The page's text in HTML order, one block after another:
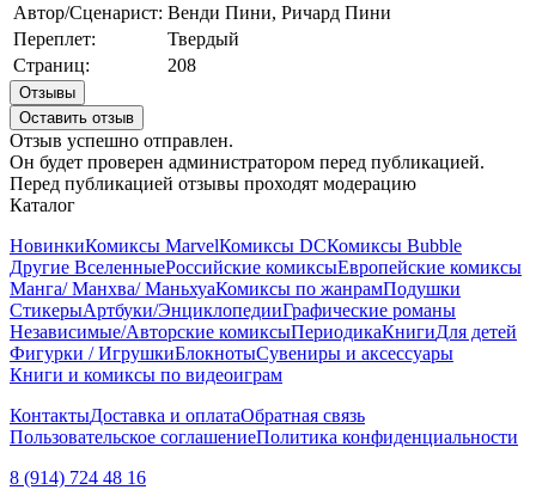
Автор/Сценарист: Венди Пини, Ричард Пини
Переплет:
Твердый
Страниц:
208
Отзывы
Оставить отзыв
Отзыв успешно отправлен.
Он будет проверен администратором перед публикацией.
Перед публикацией отзывы проходят модерацию
Каталог
НовинкиКомиксы MarvelКомиксы DCКомиксы Bubble
Другие ВселенныеРоссийские комиксыЕвропейские комиксы
Манга/ Манхва/ МаньхуаКомиксы по жанрамПодушки
СтикерыАртбуки/ЭнциклопедииГрафические романы
Независимые/Авторские комиксыПериодикаКнигиДля детей
Фигурки / ИгрушкиБлокнотыСувениры и аксессуары
Книги и комиксы по видеоиграм
КонтактыДоставка и оплатаОбратная связь
Пользовательское соглашениеПолитика конфиденциальности
8 (914) 724 48 16